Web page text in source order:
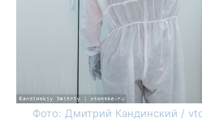
Фото: Дмитрий Кандинский /